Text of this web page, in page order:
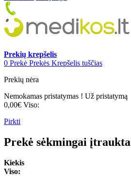
Prekių krepšelis
0 Prekė Prekės Krepšelis tuščias
Prekių nėra
Nemokamas pristatymas ! Už pristatymą
0,00€ Viso:
Pirkti
Prekė sėkmingai
Kiekis
Viso: